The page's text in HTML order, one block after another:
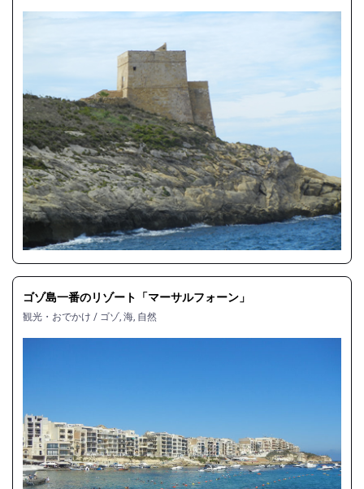
ゴゾ島一番のリゾート「マーサルフォーン」
観光・おでかけ / ゴゾ, 海, 自然